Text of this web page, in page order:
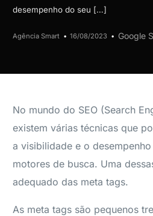
desempenho do seu […]
Agência Smart 16/08/2023 Google
No mundo do SEO (Search
existem várias técnicas que
a visibilidade e o
motores de busca. Uma
adequado das meta tags.
As meta tags são pequenos